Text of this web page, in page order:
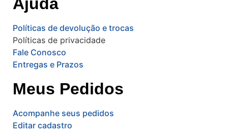
Ajuda
Políticas de devolução e trocas
Políticas de privacidade
Fale Conosco
Entregas e Prazos
Meus Pedidos
Acompanhe seus pedidos
Editar cadastro